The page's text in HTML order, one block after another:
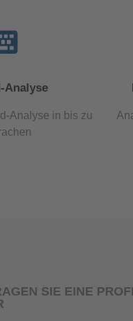
Analyse
Analyse in bis zu
SIE EINE